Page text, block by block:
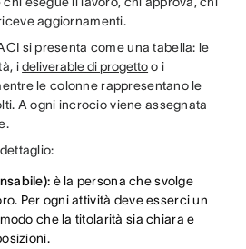
aggiornamenti.
si presenta come una tabella: le
ideliverable di progettoo i
le colonne rappresentano le
A ogni incrocio viene assegnata
è la persona che svolge
Per ogni attività deve esserci un
che la titolarità sia chiara e